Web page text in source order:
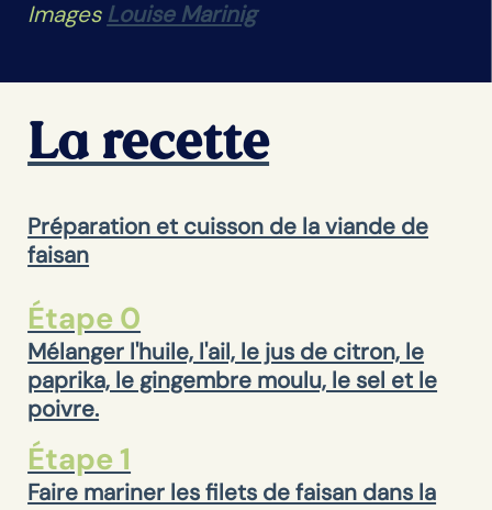
ImagesLouise Marinig
La recette
Préparation et cuisson de la viande de
faisan
Étape 0
Mélanger l'huile, l'ail, le jus de citron, le
paprika, le gingembre moulu, le sel et le
poivre.
Étape 1
Faire mariner les filets de faisan dans la